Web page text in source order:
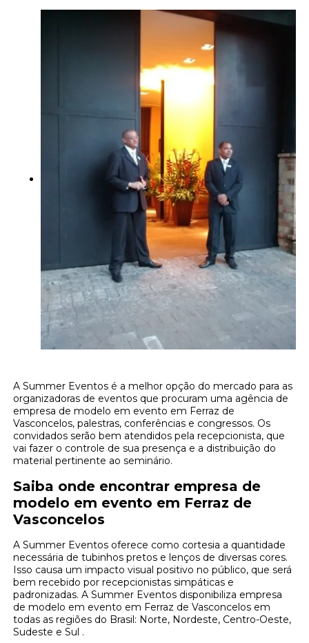
A Summer Eventos é a melhor opção do mercado para as
organizadoras de eventos que procuram uma agência de
empresa de modelo em evento em Ferraz de
Vasconcelos, palestras, conferências e congressos. Os
convidados serão bem atendidos pela recepcionista, que
vai fazer o controle de sua presença e a distribuição do
material pertinente ao seminário.
Saiba onde encontrar empresa de
modelo em evento em Ferraz de
Vasconcelos
A Summer Eventos oferece como cortesia a quantidade
necessária de tubinhos pretos e lenços de diversas cores.
Isso causa um impacto visual positivo no público, que será
bem recebido por recepcionistas simpáticas e
padronizadas. A Summer Eventos disponibiliza empresa
de modelo em evento em Ferraz de Vasconcelos em
todas as regiões do Brasil: Norte, Nordeste, Centro-Oeste,
Sudeste e Sul .